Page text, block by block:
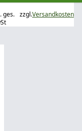
ges.
zzgl.Versandkosten